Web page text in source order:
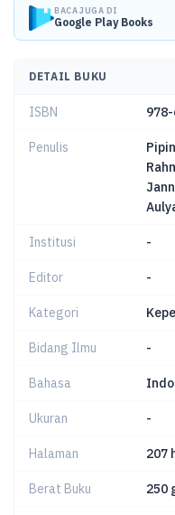
BACA JUGA DI
Google Play Books
DETAIL BUKU
ISBN
Penulis
Institusi -
Editor -
Kategori
Bidang Ilmu -
Bahasa
Ukuran -
Halaman 207
Berat Buku 250